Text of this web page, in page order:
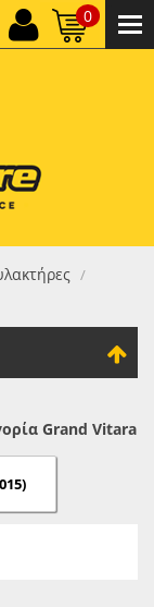
0
0,00 €
/
Grand Vitara